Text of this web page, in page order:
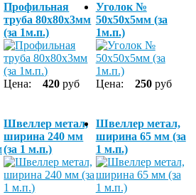
Профильная
труба 80х80х3мм
(за 1м.п.)
Цена: 420 руб
Уголок №
50х50х5мм (за
1м.п.)
Цена: 250руб
Швеллер метал,
ширина 240 мм
(за 1 м.п.)
Швеллер метал,
ширина 65 мм (за
1 м.п.)